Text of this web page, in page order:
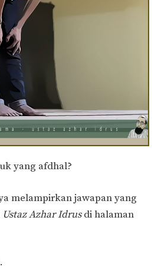
yang afdhal?
melampirkan jawapan yang
Ustaz Azhar Idrusdi halaman